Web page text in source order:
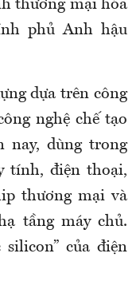
thương mại hóa
phủ Anh hậu
dựa trên công
nghệ chế tạo
nay, dùng trong
tính, điện thoại,
thương mại và
tầng máy chủ.
của điện